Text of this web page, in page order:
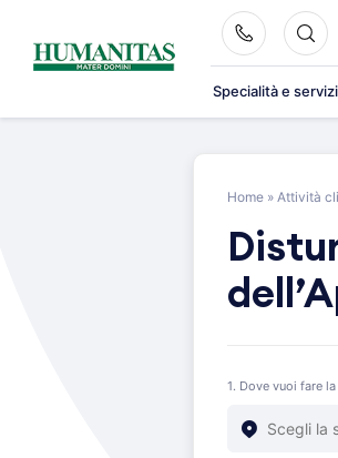
content
Specialità e servizi
Home » Attività
1. Dove vuoi fare